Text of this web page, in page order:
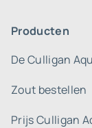
Producten
De Culligan
Zout bestellen
Prijs Culligan